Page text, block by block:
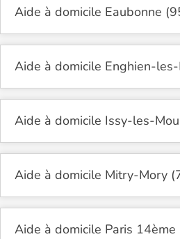
Aide à domicile Eaubonne
Aide à domicile Enghien-
Aide à domicile Issy-les-
Aide à domicile Mitry-Mory
Aide à domicile Paris